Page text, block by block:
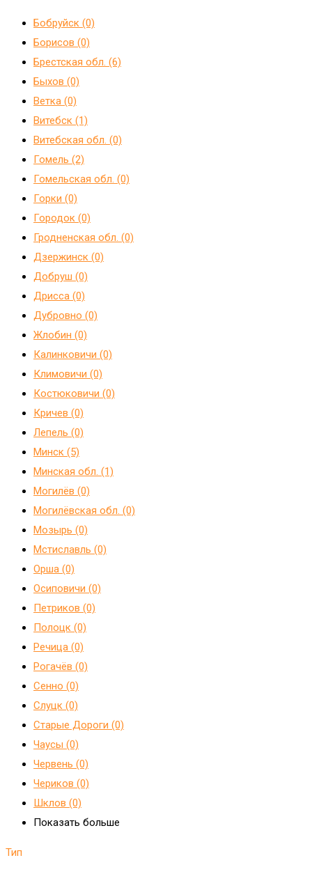
Бобруйск (0)
Борисов (0)
Брестская обл. (6)
Быхов (0)
Ветка (0)
Витебск (1)
Витебская обл. (0)
Гомель (2)
Гомельская обл. (0)
Горки (0)
Городок (0)
Гродненская обл. (0)
Дзержинск (0)
Добруш (0)
Дрисса (0)
Дубровно (0)
Жлобин (0)
Калинковичи (0)
Климовичи (0)
Костюковичи (0)
Кричев (0)
Лепель (0)
Минск (5)
Минская обл. (1)
Могилёв (0)
Могилёвская обл. (0)
Мозырь (0)
Мстиславль (0)
Орша (0)
Осиповичи (0)
Петриков (0)
Полоцк (0)
Речица (0)
Рогачёв (0)
Сенно (0)
Слуцк (0)
Старые Дороги (0)
Чаусы (0)
Червень (0)
Чериков (0)
Шклов (0)
Показать больше
Тип